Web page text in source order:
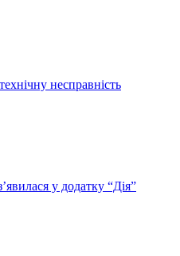
несправність
у додатку “Дія”